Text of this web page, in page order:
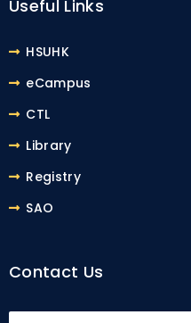
Useful Links
HSUHK
eCampus
CTL
Library
Registry
SAO
Contact Us